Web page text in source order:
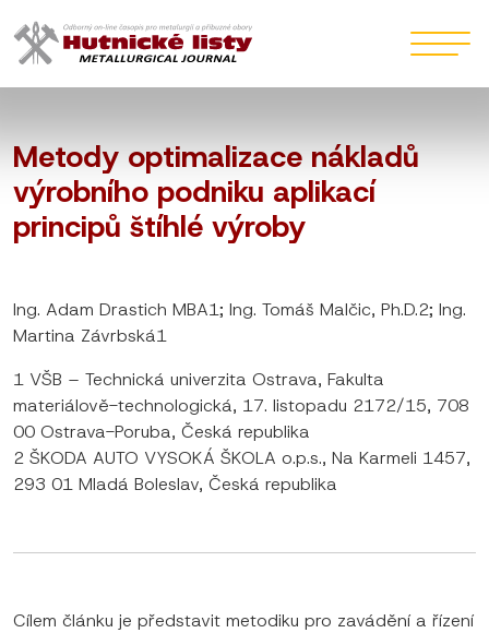
Metody optimalizace nákladů
výrobního podniku aplikací
principů štíhlé výroby
Ing. Adam Drastich MBA1; Ing. Tomáš Malčic, Ph.D.2; Ing.
Martina Závrbská1
1 VŠB – Technická univerzita Ostrava, Fakulta
materiálově-technologická, 17. listopadu 2172/15, 708
00 Ostrava-Poruba, Česká republika
2 ŠKODA AUTO VYSOKÁ ŠKOLA o.p.s., Na Karmeli 1457,
293 01 Mladá Boleslav, Česká republika
Cílem článku je představit metodiku pro zavádění a řízení